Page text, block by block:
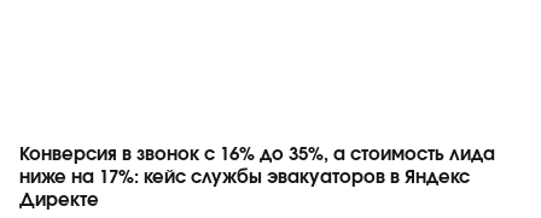
Конверсия в звонок с 16% до 35%, а стоимость лида
ниже на 17%: кейс службы эвакуаторов в Яндекс
Директе